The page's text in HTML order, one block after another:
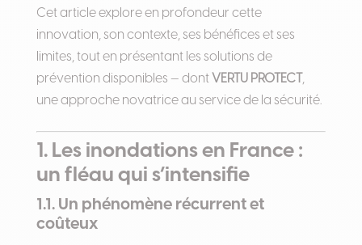
Cet article explore en profondeur cette
innovation, son contexte, ses bénéfices et ses
limites, tout en présentant les solutions de
prévention disponibles — dont VERTU PROTECT ,
une approche novatrice au service de la sécurité.
1. Les inondations en France :
un fléau qui s’intensifie
1.1. Un phénomène récurrent et
coûteux